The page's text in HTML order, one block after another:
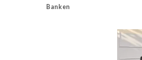
Banken